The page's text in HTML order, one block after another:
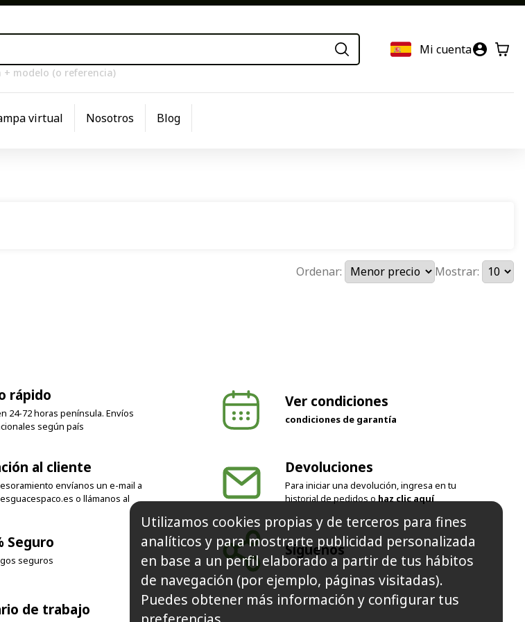
+ modelo (o referencia)
Mi cuenta
virtual Nosotros Blog
Ordenar: Mostrar:
rápido
24-72 horas península. Envíos
según país
Ver condiciones
condiciones de garantía
al cliente
envíanos un e-mail a
o llámanos al
Devoluciones
Para iniciar una devolución, ingresa en tu
historial de pedidos ohaz clic aquí
Seguro
seguros
Síguenos
de trabajo
Utilizamos cookies propias y de terceros para fines
analíticos y para mostrarte publicidad personalizada
en base a un perfil elaborado a partir de tus hábitos
de navegación (por ejemplo, páginas visitadas).
Puedes obtener más información y configurar tus